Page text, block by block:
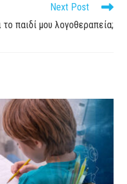
Next Post
το παιδί μου λογοθεραπεία;